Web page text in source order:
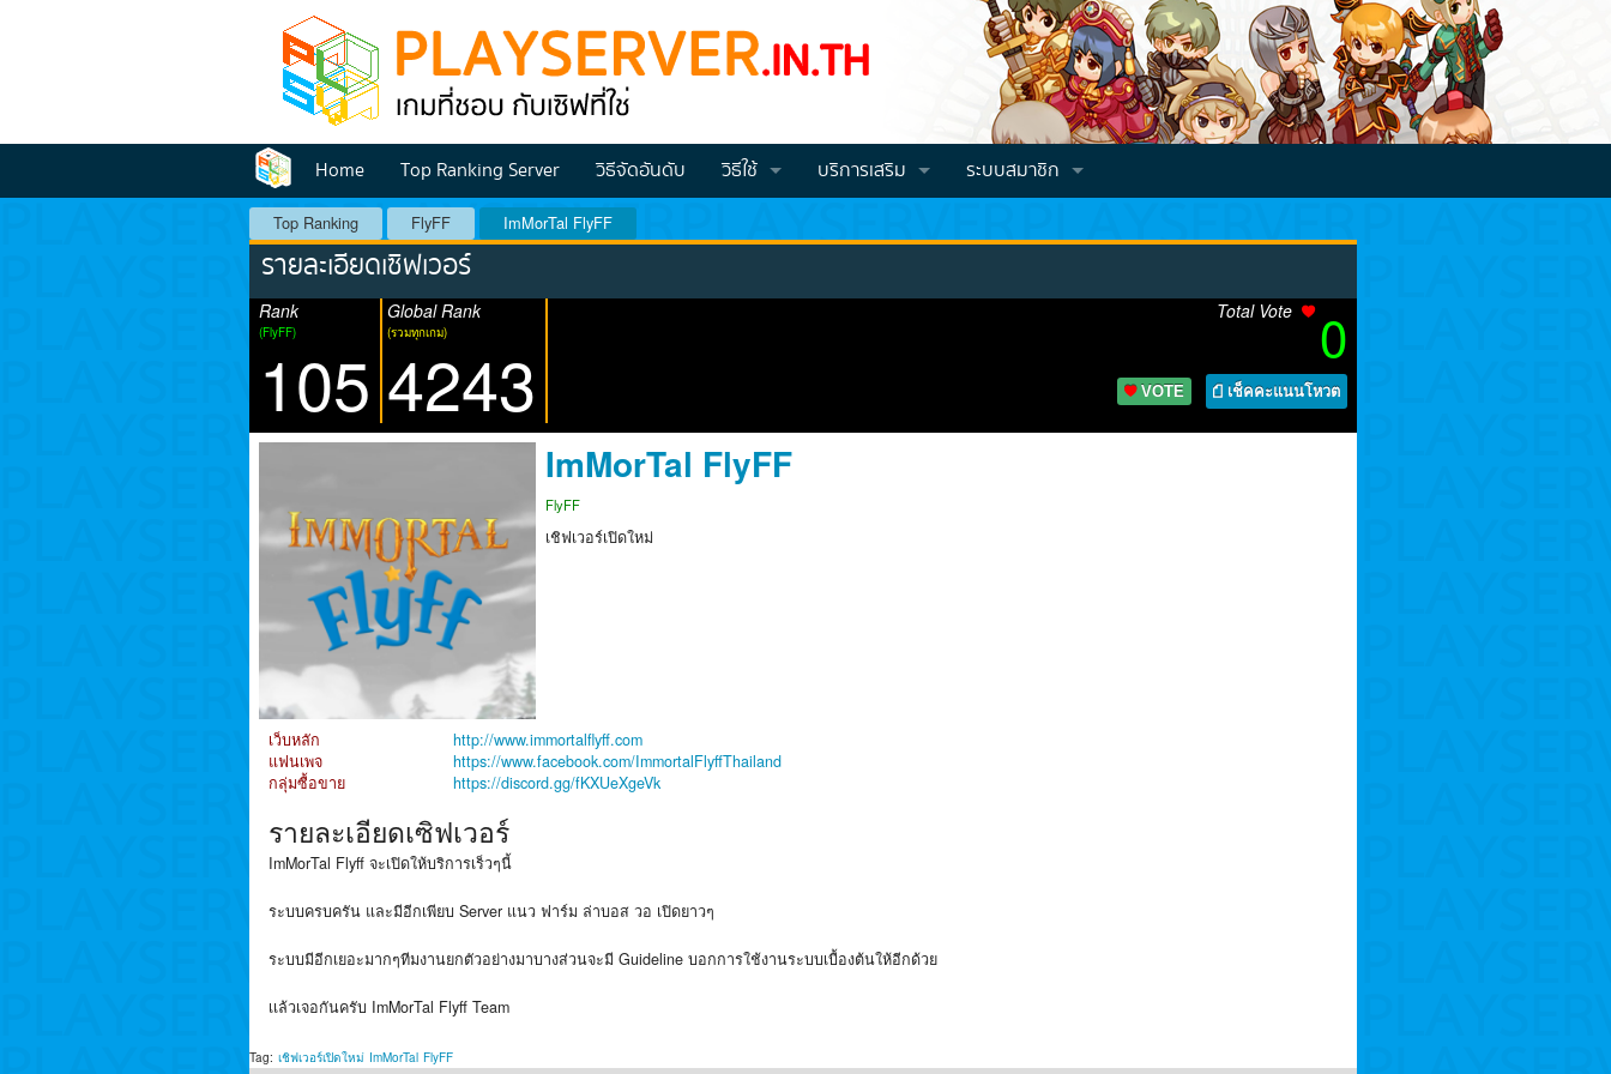
Home Top Ranking Server วิธีจัดอันดับ
วิธีใช้
บริการเสริม
ระบบสมาชิก
Top Ranking FlyFF ImMorTal FlyFF
รายละเอียดเซิฟเวอร์
Rank
(FlyFF)
105
Global Rank
(รวมทุกเกม)
4243
Total Vote 0
VOTE เช็คคะแนนโหวต
ImMorTal FlyFF
FlyFF
เชิฟเวอร์เปิดใหม่
เว็บหลัก
http://www.immortalflyff.com
แฟนเพจ
https://www.facebook.com/ImmortalFlyffThailand
กลุ่มซื้อขาย
https://discord.gg/fKXUeXgeVk
รายละเอียดเซิฟเวอร์
ImMorTal Flyff จะเปิดให้บริการเร็วๆนี้
ระบบครบครัน และมีอีกเพียบ Server แนว ฟาร์ม ล่าบอส วอ เปิดยาวๆ
ระบบมีอีกเยอะมากๆทีมงานยกตัวอย่างมาบางส่วนจะมี Guideline บอกการใช้งานระบบเบื้องต้นให้อีกด้วย
เเล้วเจอกันครับ ImMorTal Flyff Team
Tag: เชิฟเวอร์เปิดใหม่ ImMorTal FlyFF